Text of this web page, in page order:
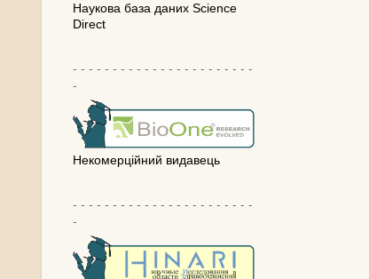
Наукова база даних Science
Direct
- - - - - - - - - - - - - - - - - - - - - - -
-
Некомерційний видавець
- - - - - - - - - - - - - - - - - - - - - - -
-